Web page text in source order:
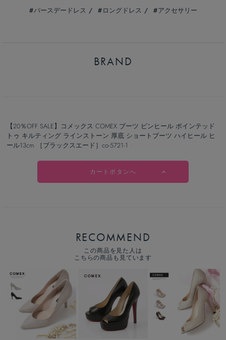
バースデードレス
ロングドレス アクセサリー
BRAND
【20％OFF SALE】コメックス COMEX ブーツ ピンヒール ポインテッド
トゥ キルティング ラインストーン 厚底 ショートブーツ ハイヒール ヒ
ール13cm ［ブラックスエード］co-5721-1
カートボタンへ
RECOMMEND
この商品を見た人は
こちらの商品も見ています